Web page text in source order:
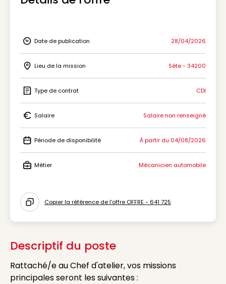
Icon Date de publication
Date de publication 28/04/2026
Icon Lieu de la mission
Lieu de la mission Sète - 34200
Icon Type de contrat
Type de contrat CDI
Icon Salaire
Salaire Salaire non renseigné
Icon Période de disponibilité
Période de disponibilité À partir du 04/08/2026
Métier Mécanicien automobile
Icon copy to clipboard
Copier la référence de l'offre OFFRE - 641 725
Descriptif du poste
Rattaché/e au Chef d'atelier, vos missions
principales seront les suivantes :